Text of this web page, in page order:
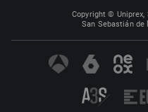
Copyright © Uniprex,
San Sebastián de